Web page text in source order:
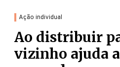
Ação individual
Ao distribuir
vizinho ajuda